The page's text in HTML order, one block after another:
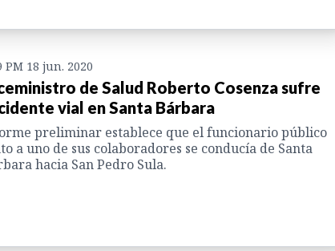
PM 18 jun. 2020
de Salud Roberto Cosenza sufre
vial en Santa Bárbara
preliminar establece que el funcionario público
a uno de sus colaboradores se conducía de Santa
hacia San Pedro Sula.